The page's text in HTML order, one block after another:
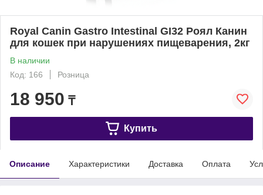
Royal Canin Gastro Intestinal GI32 Роял Канин
для кошек при нарушениях пищеварения, 2кг
В наличии
Код: 166
Розница
18 950 ₸
Купить
Описание Характеристики Доставка Оплата